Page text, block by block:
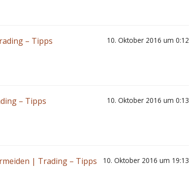
– Tipps 10. Oktober 2016 um 0:12
– Tipps 10. Oktober 2016 um 0:13
| Trading – Tipps 10. Oktober 2016 um 19:13